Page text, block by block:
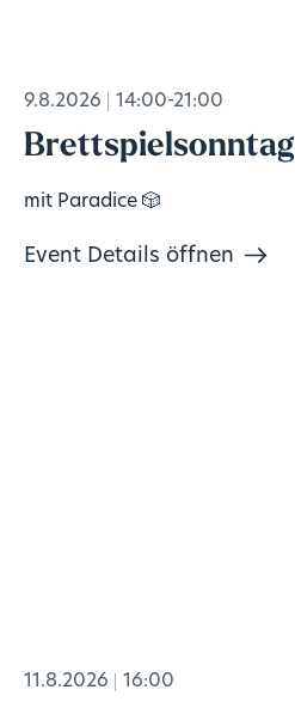
9.8.2026 14:00-21:00
Brettspielsonntag
mit Paradice 🎲
Event Details öffnen
11.8.2026 16:00